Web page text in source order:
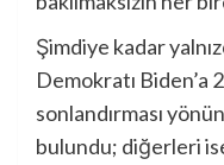
Şimdiye kadar
Demokratı Biden’a
sonlandırması
bulundu; diğerleri